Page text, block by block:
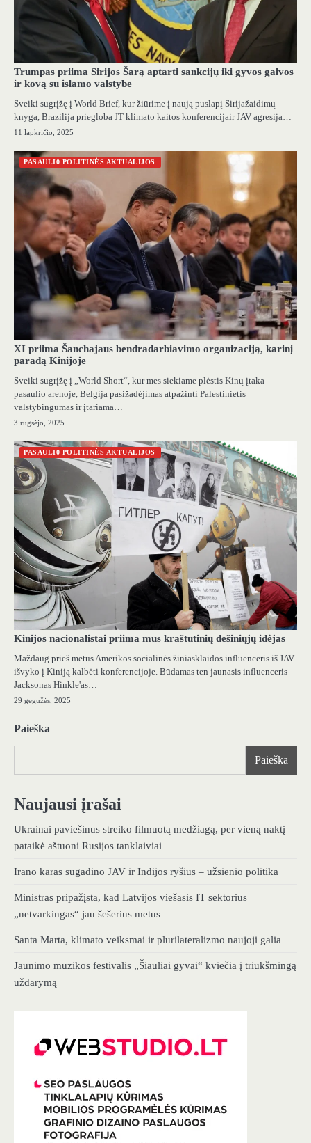
Trumpas priima Sirijos Šarą aptarti sankcijų iki gyvos galvos
ir kovą su islamo valstybe
Sveiki sugrįžę į World Brief, kur žiūrime į naują puslapį Sirijažaidimų
knyga, Brazilija priegloba JT klimato kaitos konferencijair JAV agresija…
11 lapkričio, 2025
PASAULI0 POLITINĖS AKTUALIJOS
XI priima Šanchajaus bendradarbiavimo organizaciją, karinį
paradą Kinijoje
Sveiki sugrįžę į „World Short“, kur mes siekiame plėstis Kinų įtaka
pasaulio arenoje, Belgija pasižadėjimas atpažinti Palestinietis
valstybingumas ir įtariama…
3 rugsėjo, 2025
PASAULI0 POLITINĖS AKTUALIJOS
Kinijos nacionalistai priima mus kraštutinių dešiniųjų idėjas
Maždaug prieš metus Amerikos socialinės žiniasklaidos influenceris iš JAV
išvyko į Kiniją kalbėti konferencijoje. Būdamas ten jaunasis influenceris
Jacksonas Hinkle'as…
29 gegužės, 2025
Paieška
Paieška
Naujausi įrašai
Ukrainai paviešinus streiko filmuotą medžiagą, per vieną naktį
pataikė aštuoni Rusijos tanklaiviai
Irano karas sugadino JAV ir Indijos ryšius – užsienio politika
Ministras pripažįsta, kad Latvijos viešasis IT sektorius
„netvarkingas“ jau šešerius metus
Santa Marta, klimato veiksmai ir plurilateralizmo naujoji galia
Jaunimo muzikos festivalis „Šiauliai gyvai“ kviečia į triukšmingą
uždarymą